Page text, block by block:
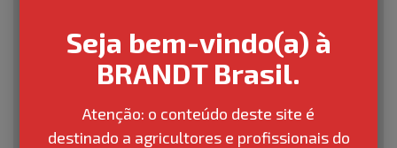
Seja bem-vindo(a) à
BRANDT Brasil.
Atenção: o conteúdo deste site é
destinado a agricultores e profissionais do